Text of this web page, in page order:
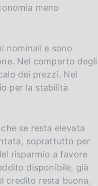
meno
nominali e sono
Nel comparto degli
dei prezzi. Nel
per la stabilità
se resta elevata
soprattutto per
risparmio a favore
disponibile, già
credito resta buona,